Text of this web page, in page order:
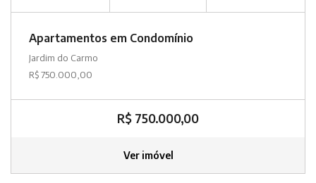
Apartamentos em Condomínio
Jardim do Carmo
R$ 750.000,00
R$ 750.000,00
Ver imóvel